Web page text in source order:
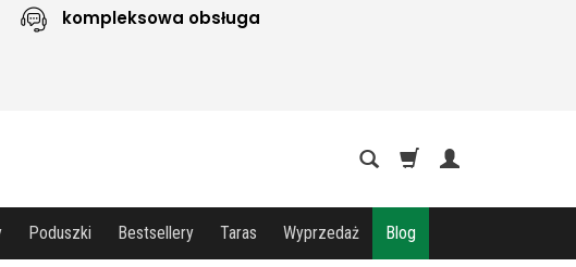
kompleksowa obsługa
Poduszki Bestsellery Taras Wyprzedaż Blog